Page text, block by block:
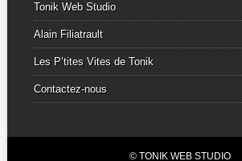
Tonik Web Studio
Alain Filiatrault
Les P’tites Vites de Tonik
Contactez-nous
© TONIK WEB STUDIO